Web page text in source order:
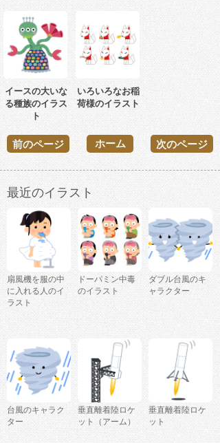
イースの大いな
る種族のイラス
ト
いろいろなお稲
荷様のイラスト
前のページ 次のページ
ホーム
最近のイラスト
扇風機を服の中
に入れる人のイ
ラスト
ドーパミン中毒
のイラスト
ダブル台風のキ
ャラクター
台風のキャラク
ター
垂直離着陸ロケ
ット（アーム）
垂直離着陸ロケ
ット